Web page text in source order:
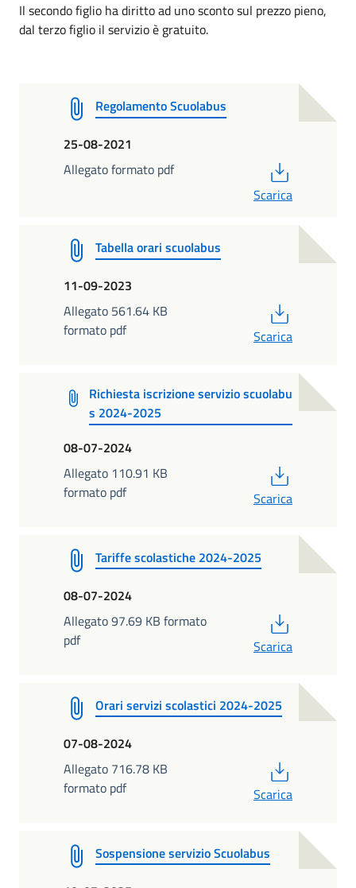
Il secondo figlio ha diritto ad uno sconto sul prezzo pieno,
dal terzo figlio il servizio è gratuito.
Regolamento Scuolabus
25-08-2021
Allegato formato pdf
Scarica
Tabella orari scuolabus
11-09-2023
Allegato 561.64 KB
formato pdf
Scarica
Richiesta iscrizione servizio scuolabu
s 2024-2025
08-07-2024
Allegato 110.91 KB
formato pdf
Scarica
Tariffe scolastiche 2024-2025
08-07-2024
Allegato 97.69 KB formato
pdf
Scarica
Orari servizi scolastici 2024-2025
07-08-2024
Allegato 716.78 KB
formato pdf
Scarica
Sospensione servizio Scuolabus